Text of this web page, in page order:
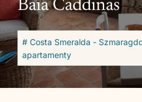
Baia Caddinas
# Costa Smeralda -
apartamenty